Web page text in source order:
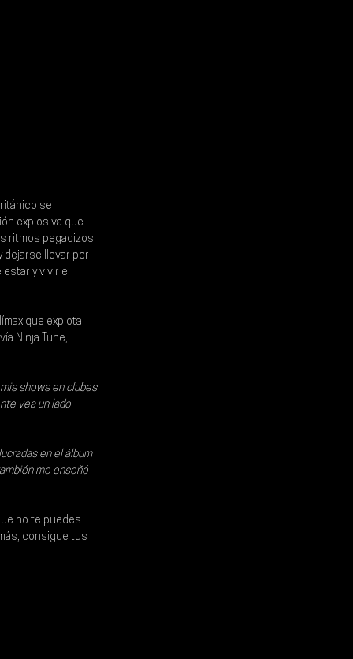
se
explosiva que
ritmos pegadizos
dejarse llevar por
y vivir el
que explota
Ninja Tune,
shows en clubes
vea un lado
en el álbum
me enseñó
no te puedes
, consigue tus